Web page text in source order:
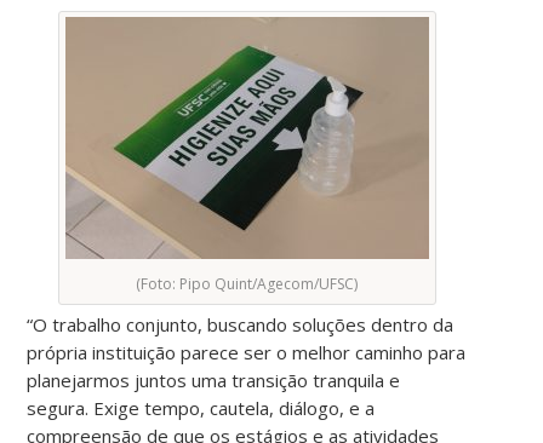
(Foto: Pipo Quint/Agecom/UFSC)
“O trabalho conjunto, buscando soluções dentro da
própria instituição parece ser o melhor caminho para
planejarmos juntos uma transição tranquila e
segura. Exige tempo, cautela, diálogo, e a
compreensão de que os estágios e as atividades